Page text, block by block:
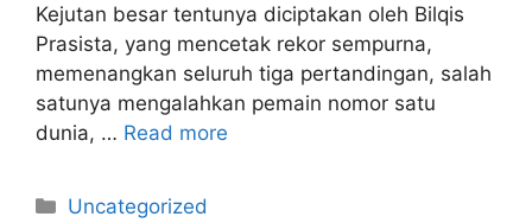
Kejutan besar tentunya diciptakan oleh Bilqis
Prasista, yang mencetak rekor sempurna,
memenangkan seluruh tiga pertandingan, salah
satunya mengalahkan pemain nomor satu
dunia, … Read more
Categories
Uncategorized